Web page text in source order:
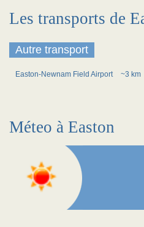
Les transports de
Autre transport
Easton-Newnam Field Airport ~3 km
Méteo à Easton